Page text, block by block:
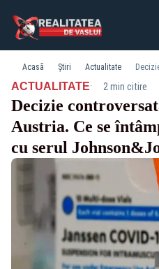
Acasă Știri Actualitate
ACTUALITATE· 2 min citire
Decizie
Austria. Ce se
cu serul